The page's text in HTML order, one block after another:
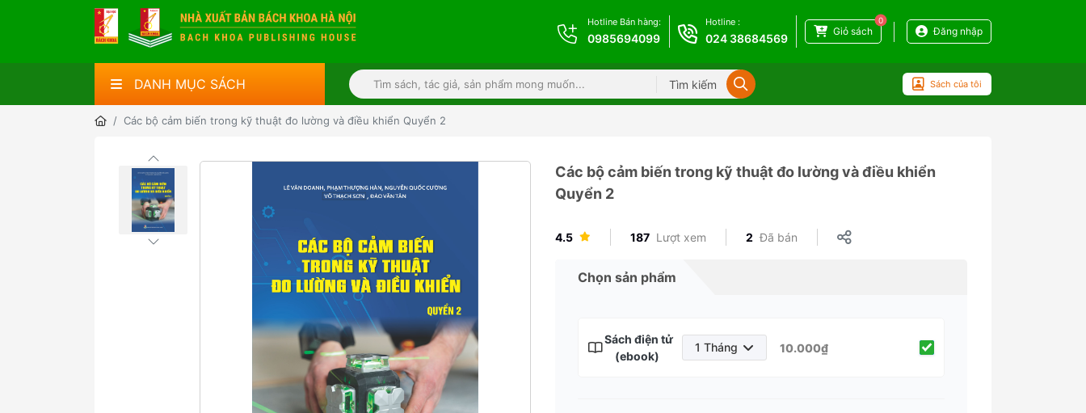
Hotline Bán hàng:
0985694099
Hotline :
024 38684569
0
Giỏ sách Đăng nhập
DANH MỤC SÁCH Tìm kiếm Sách của tôi
Các bộ cảm biến trong kỹ thuật đo lường và điều khiển Quyển 2
Các bộ cảm biến trong kỹ thuật đo lường và điều khiển
Quyển 2
4.5 187 Lượt xem 2 Đã bán
Chọn sản phẩm
Sách điện tử
(ebook)
1 Tháng 10.000₫